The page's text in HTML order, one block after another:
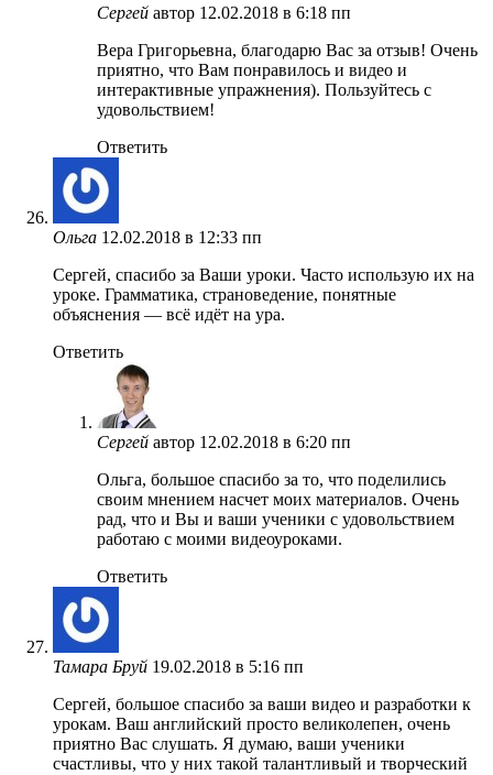
Сергей автор 12.02.2018 в 6:18 пп
Вера Григорьевна, благодарю Вас за отзыв! Очень
приятно, что Вам понравилось и видео и
интерактивные упражнения). Пользуйтесь с
удовольствием!
Ответить
Ольга 12.02.2018 в 12:33 пп
Сергей, спасибо за Ваши уроки. Часто использую их на
уроке. Грамматика, страноведение, понятные
объяснения — всё идёт на ура.
Ответить
Сергей автор 12.02.2018 в 6:20 пп
Ольга, большое спасибо за то, что поделились
своим мнением насчет моих материалов. Очень
рад, что и Вы и ваши ученики с удовольствием
работаю с моими видеоуроками.
Ответить
Тамара Бруй 19.02.2018 в 5:16 пп
Сергей, большое спасибо за ваши видео и разработки к
урокам. Ваш английский просто великолепен, очень
приятно Вас слушать. Я думаю, ваши ученики
счастливы, что у них такой талантливый и творческий